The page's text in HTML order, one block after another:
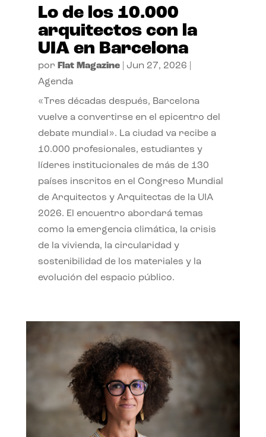
Lo de los 10.000
arquitectos con la
UIA en Barcelona
por Flat Magazine| Jun 27, 2026
Agenda
«Tres décadas después, Barcelona
vuelve a convertirse en el epicentro del
debate mundial». La ciudad va recibe a
10.000 profesionales, estudiantes y
líderes institucionales de más de 130
países inscritos en el Congreso Mundial
de Arquitectos y Arquitectas de la UIA
2026. El encuentro abordará temas
como la emergencia climática, la crisis
de la vivienda, la circularidad y
sostenibilidad de los materiales y la
evolución del espacio público.